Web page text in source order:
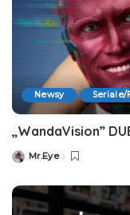
Newsy Seriale/
„WandaVision”
PostedMr.Eye